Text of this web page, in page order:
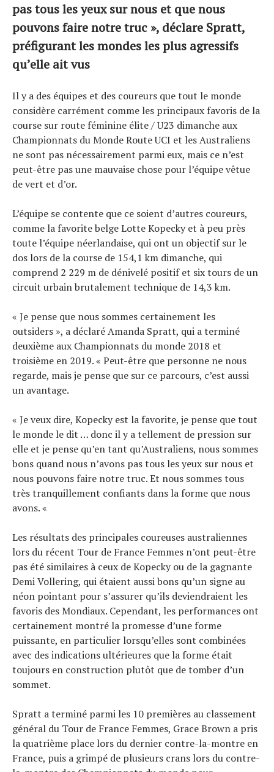
pas tous les yeux sur nous et que nous
pouvons faire notre truc », déclare Spratt,
préfigurant les mondes les plus agressifs
qu’elle ait vus
Il y a des équipes et des coureurs que tout le monde
considère carrément comme les principaux favoris de la
course sur route féminine élite / U23 dimanche aux
Championnats du Monde Route UCI et les Australiens
ne sont pas nécessairement parmi eux, mais ce n’est
peut-être pas une mauvaise chose pour l’équipe vêtue
de vert et d’or.
L’équipe se contente que ce soient d’autres coureurs,
comme la favorite belge Lotte Kopecky et à peu près
toute l’équipe néerlandaise, qui ont un objectif sur le
dos lors de la course de 154,1 km dimanche, qui
comprend 2 229 m de dénivelé positif et six tours de un
circuit urbain brutalement technique de 14,3 km.
« Je pense que nous sommes certainement les
outsiders », a déclaré Amanda Spratt, qui a terminé
deuxième aux Championnats du monde 2018 et
troisième en 2019. « Peut-être que personne ne nous
regarde, mais je pense que sur ce parcours, c’est aussi
un avantage.
« Je veux dire, Kopecky est la favorite, je pense que tout
le monde le dit … donc il y a tellement de pression sur
elle et je pense qu’en tant qu’Australiens, nous sommes
bons quand nous n’avons pas tous les yeux sur nous et
nous pouvons faire notre truc. Et nous sommes tous
très tranquillement confiants dans la forme que nous
avons. «
Les résultats des principales coureuses australiennes
lors du récent Tour de France Femmes n’ont peut-être
pas été similaires à ceux de Kopecky ou de la gagnante
Demi Vollering, qui étaient aussi bons qu’un signe au
néon pointant pour s’assurer qu’ils deviendraient les
favoris des Mondiaux. Cependant, les performances ont
certainement montré la promesse d’une forme
puissante, en particulier lorsqu’elles sont combinées
avec des indications ultérieures que la forme était
toujours en construction plutôt que de tomber d’un
sommet.
Spratt a terminé parmi les 10 premières au classement
général du Tour de France Femmes, Grace Brown a pris
la quatrième place lors du dernier contre-la-montre en
France, puis a grimpé de plusieurs crans lors du contre-
Actualités
Technologies
Tests de produits
Conseils
Tendances
Tous nos articles